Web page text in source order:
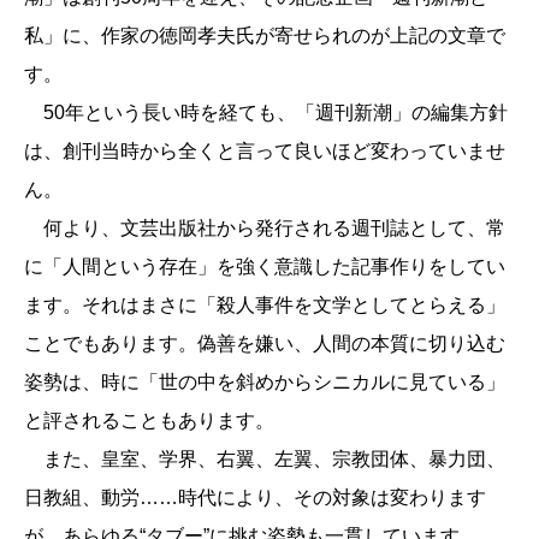
私」に、作家の徳岡孝夫氏が寄せられのが上記の文章で
す。
50年という長い時を経ても、「週刊新潮」の編集方針
は、創刊当時から全くと言って良いほど変わっていませ
ん。
何より、文芸出版社から発行される週刊誌として、常
に「人間という存在」を強く意識した記事作りをしてい
ます。それはまさに「殺人事件を文学としてとらえる」
ことでもあります。偽善を嫌い、人間の本質に切り込む
姿勢は、時に「世の中を斜めからシニカルに見ている」
と評されることもあります。
また、皇室、学界、右翼、左翼、宗教団体、暴力団、
日教組、動労……時代により、その対象は変わります